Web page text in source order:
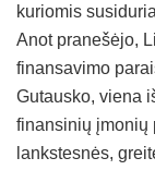
kuriomis
Anot pranešėjo,
finansavimo
Gutausko, viena
finansinių įmonių
lankstesnės,